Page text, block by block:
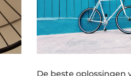
De beste oplossingen